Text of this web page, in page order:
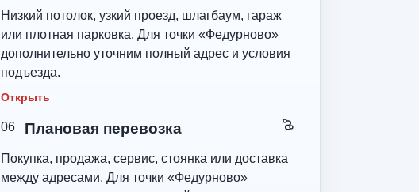
Низкий потолок, узкий проезд, шлагбаум, гараж
или плотная парковка. Для точки «Федурново»
дополнительно уточним полный адрес и условия
подъезда.
Открыть
06 Плановая перевозка
Покупка, продажа, сервис, стоянка или доставка
между адресами. Для точки «Федурново»